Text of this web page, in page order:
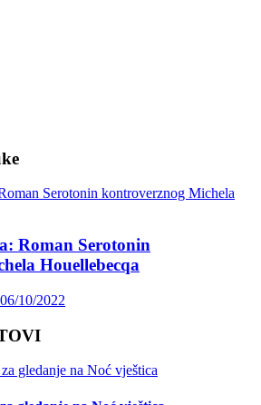
Roman Serotonin
Houellebecqa
06/10/2022